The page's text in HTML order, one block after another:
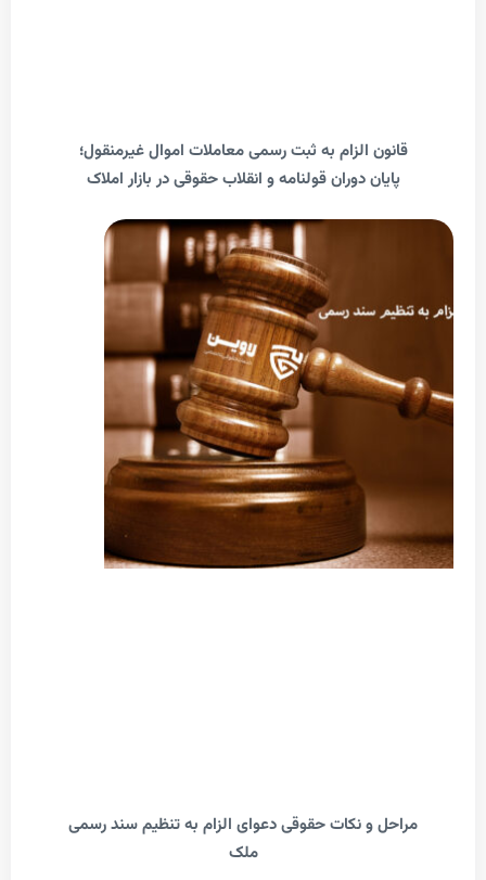
الزام به ثبت رسمی معاملات اموال غیرمنقول؛
پایان دوران قولنامه و انقلاب حقوقی در بازار املاک
و نکات حقوقی دعوای الزام به تنظیم سند رسمی